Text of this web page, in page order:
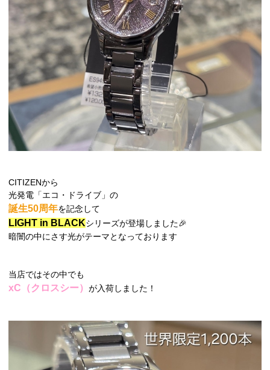
CITIZENから
光発電「エコ・ドライブ」の
誕生50周年を記念して
LIGHT in BLACKシリーズが登場しました🎉
暗闇の中にさす光がテーマとなっております
当店ではその中でも
xC（クロスシー） が入荷しました！